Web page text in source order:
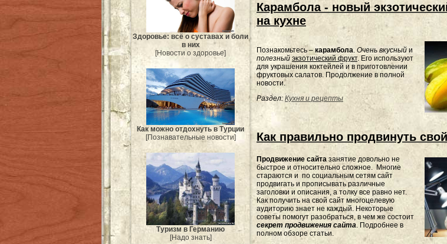
Здоровье: всё о суставах и боли
в них
[Новости о здоровье]
Как можно отдохнуть в Турции
[Познавательные новости]
Туризм в Германию
[Надо знать]
Карамбола - новый
на кухне
Познакомьтесь –карамбола. Очень вкусный и
полезный экзотический фрукт. Его используют
для украшения коктейлей и в приготовлении
фруктовых салатов. Продолжение в полной
новости.
Раздел: Кухня и рецепты
Как правильно продвинуть
Продвижение сайта занятие довольно не
быстрое и относительно сложное. Многие
стараются и по социальным сетям сайт
продвигать и прописывать различные
заголовки и описания, а толку все равно нет.
Как получить на свой сайт многоцелевую
аудиторию знает не каждый. Некоторые
советы помогут разобраться, в чем же состоит
секрет продвижения сайта. Подробнее в
полном обзоре статьи.